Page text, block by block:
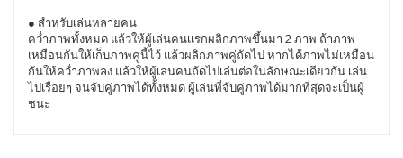
● สำหรับเล่นหลายคน
คว่ำภาพทั้งหมด แล้วให้ผู้เล่นคนเเรกผลิกภาพขึ้นมา 2 ภาพ ถ้าภาพ
เหมือนกันให้เก็บภาพคู่นี้ไว้ แล้วผลิกภาพคู่ถัดไป หากได้ภาพไม่เหมือน
กันให้คว่ำภาพลง แล้วให้ผู้เล่นคนถัดไปเล่นต่อในลักษณะเดียวกัน เล่น
ไปเรื่อยๆ จนจับคู่ภาพได้ทั้งหมด ผู้เล่นที่จับคู่ภาพได้มากที่สุดจะเป็นผู้
ชนะ